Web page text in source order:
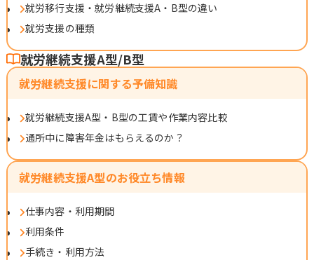
就労移行支援・就労継続支援A・B型の違い
就労支援の種類
就労継続支援A型/B型
就労継続支援に関する予備知識
就労継続支援A型・B型の工賃や作業内容比較
通所中に障害年金はもらえるのか？
就労継続支援A型のお役立ち情報
仕事内容・利用期間
利用条件
手続き・利用方法